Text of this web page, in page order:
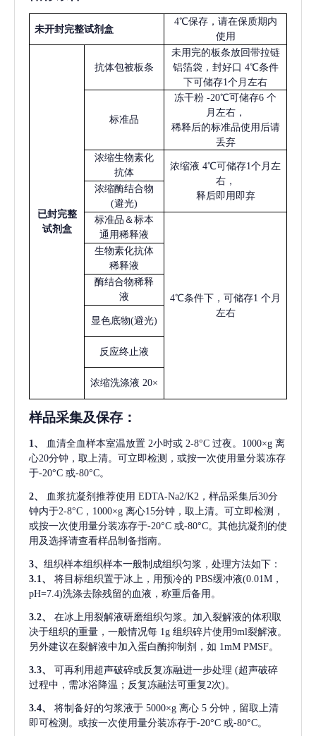
未开封完整试剂盒
4℃保存，请在保质期内
使用
已封完整
试剂盒
抗体包被板条
未用完的板条放回带拉链
铝箔袋，封好口 4℃条件
下可储存1个月左右
标准品
冻干粉 -20℃可储存6 个
月左右，
稀释后的标准品使用后请
丢弃
浓缩生物素化
抗体
浓缩液 4℃可储存1个月左
右，
释后即用即弃
浓缩酶结合物
(避光)
标准品＆标本
通用稀释液
4℃条件下，可储存1 个月
左右
生物素化抗体
稀释液
酶结合物稀释
液
显色底物(避光)
反应终止液
浓缩洗涤液 20×
样品采集及保存 ：
1、 血清全血样本室温放置 2小时或 2-8°C 过夜。1000×g 离
心20分钟，取上清。可立即检测，或按一次使用量分装冻存
于-20°C 或-80°C。
2、 血浆抗凝剂推荐使用 EDTA-Na2/K2，样品采集后30分
钟内于2-8°C，1000×g 离心15分钟，取上清。可立即检测，
或按一次使用量分装冻存于-20°C 或-80°C。其他抗凝剂的使
用及选择请查看样品制备指南。
3、 组织样本组织样本一般制成组织匀浆，处理方法如下：
3.1、
将目标组织置于冰上，用预冷的 PBS缓冲液(0.01M，
pH=7.4)洗涤去除残留的血液，称重后备用。
3.2、
在冰上用裂解液研磨组织匀浆。加入裂解液的体积取
决于组织的重量，一般情况每 1g 组织碎片使用9ml裂解液。
另外建议在裂解液中加入蛋白酶抑制剂，如 1mM PMSF。
3.3、 可再利用超声破碎或反复冻融进一步处理 (超声破碎
过程中，需冰浴降温；反复冻融法可重复2次)。
3.4、 将制备好的匀浆液于 5000×g 离心 5 分钟，留取上清
即可检测。或按一次使用量分装冻存于-20°C 或-80°C。